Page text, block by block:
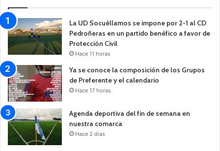
La UD Socuéllamos se impone por 2-1 al CD
Pedroñeras en un partido benéfico a favor de
Protección Civil
Hace 11 horas
Ya se conoce la composición de los Grupos
de Preferente y el calendario
Hace 17 horas
Agenda deportiva del fin de semana en
nuestra comarca
Hace 2 días